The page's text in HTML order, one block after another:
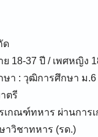
ด
ย 18-37 ปี / เพศหญิง
ษา : วุฒิการศึกษา ม.6
ตรี
เกณฑ์ทหาร ผ่านการ
าวิชาทหาร (รด.)